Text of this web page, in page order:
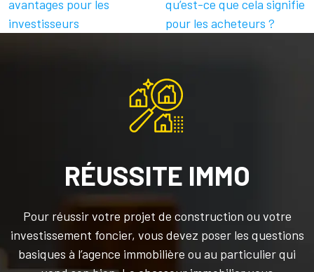
avantages pour les
investisseurs
qu’est-ce que cela signifie
pour les acheteurs ?
RÉUSSITE IMMO
Pour réussir votre projet de construction ou votre
investissement foncier, vous devez poser les questions
basiques à l’agence immobilière ou au particulier qui